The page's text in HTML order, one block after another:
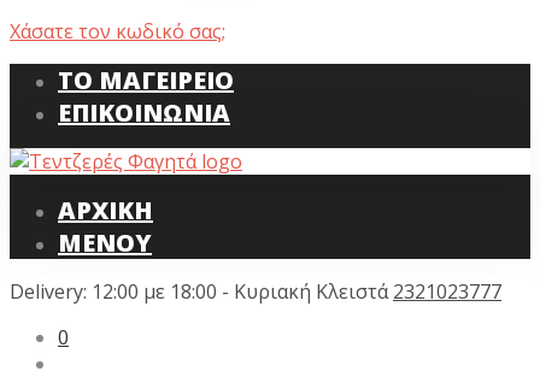
Χάσατε τον κωδικό σας;
ΤΟ ΜΑΓΕΙΡΕΙΟ
ΕΠΙΚΟΙΝΩΝΙΑ
ΑΡΧΙΚΗ
ΜΕΝΟΥ
Delivery: 12:00 με 18:00 - Κυριακή Κλειστά2321023777
0